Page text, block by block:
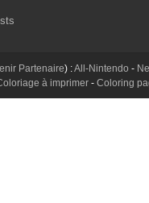
Partenaire) :All-Nintendo -
à imprimer- Coloring